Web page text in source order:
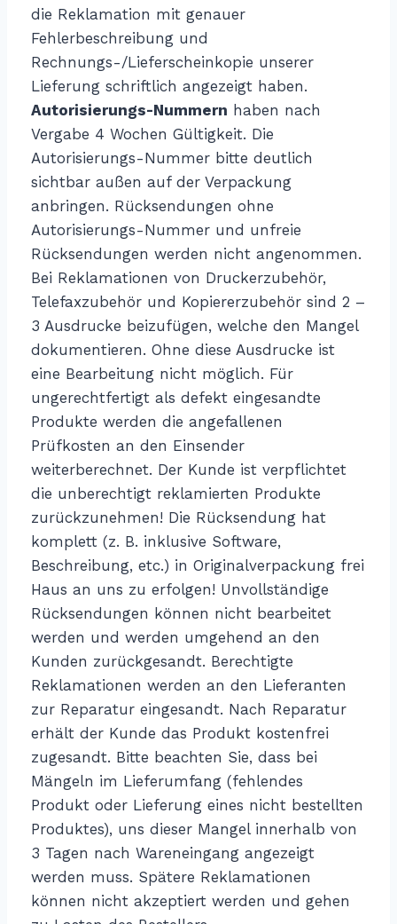
die Reklamation mit genauer
Fehlerbeschreibung und
Rechnungs-/Lieferscheinkopie unserer
Lieferung schriftlich angezeigt haben.
Autorisierungs-Nummern haben nach
Vergabe 4 Wochen Gültigkeit. Die
Autorisierungs-Nummer bitte deutlich
sichtbar außen auf der Verpackung
anbringen. Rücksendungen ohne
Autorisierungs-Nummer und unfreie
Rücksendungen werden nicht angenommen.
Bei Reklamationen von Druckerzubehör,
Telefaxzubehör und Kopiererzubehör sind 2 –
3 Ausdrucke beizufügen, welche den Mangel
dokumentieren. Ohne diese Ausdrucke ist
eine Bearbeitung nicht möglich. Für
ungerechtfertigt als defekt eingesandte
Produkte werden die angefallenen
Prüfkosten an den Einsender
weiterberechnet. Der Kunde ist verpflichtet
die unberechtigt reklamierten Produkte
zurückzunehmen! Die Rücksendung hat
komplett (z. B. inklusive Software,
Beschreibung, etc.) in Originalverpackung frei
Haus an uns zu erfolgen! Unvollständige
Rücksendungen können nicht bearbeitet
werden und werden umgehend an den
Kunden zurückgesandt. Berechtigte
Reklamationen werden an den Lieferanten
zur Reparatur eingesandt. Nach Reparatur
erhält der Kunde das Produkt kostenfrei
zugesandt. Bitte beachten Sie, dass bei
Mängeln im Lieferumfang (fehlendes
Produkt oder Lieferung eines nicht bestellten
Produktes), uns dieser Mangel innerhalb von
3 Tagen nach Wareneingang angezeigt
werden muss. Spätere Reklamationen
können nicht akzeptiert werden und gehen